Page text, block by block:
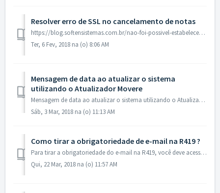
Resolver erro de SSL no cancelamento de notas
https://blog.softensistemas.com.br/nao-foi-possivel-estabelecer-relacao-de-confianca-para-o-canal-seguro-de-ssltls/ Passo a passo para corrigir o erro de r...
Ter, 6 Fev, 2018 na (o) 8:06 AM
Mensagem de data ao atualizar o sistema
utilizando o Atualizador Movere
Mensagem de data ao atualizar o sistema utilizando o Atualizador Movere: Erro: Não foi possível atualizar os dados da tabela de sistema devido ao seguinte ...
Sáb, 3 Mar, 2018 na (o) 11:13 AM
Como tirar a obrigatoriedade de e-mail na R419 ?
Para tirar a obrigatoriedade do e-mail na R419, você deve acessar a R29 pesquisar o parâmetro 522 e desabilitar o campo valor.
Qui, 22 Mar, 2018 na (o) 11:57 AM